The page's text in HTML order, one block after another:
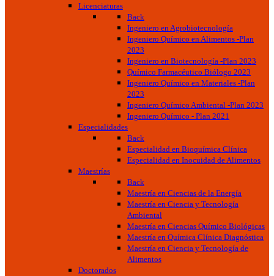
Licenciaturas
Back
Ingeniero en Agrobiotecnología
Ingeniero Químico en Alimentos -Plan
2023
Ingeniero en Biotecnología -Plan 2023
Químico Farmacéutico Biólogo 2023
Ingeniero Químico en Materiales -Plan
2023
Ingeniero Químico Ambiental -Plan 2023
Ingeniero Químico - Plan 2021
Especialidades
Back
Especialidad en Bioquímica Clínica
Especialidad en Inocuidad de Alimentos
Maestrías
Back
Maestría en Ciencias de la Energía
Maestría en Ciencia y Tecnología
Ambiental
Maestría en Ciencias Químico Biológicas
Maestría en Química Clínica Diagnóstica
Maestría en Ciencia y Tecnología de
Alimentos
Doctorados